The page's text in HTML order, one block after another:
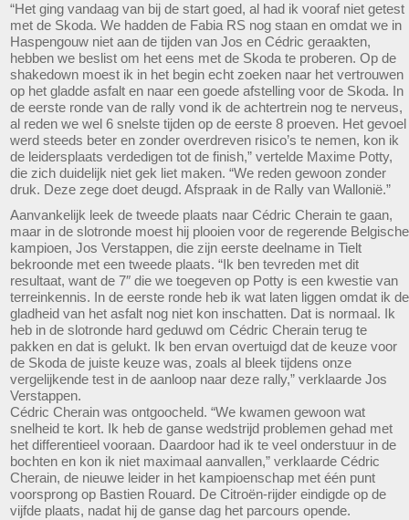
“Het ging vandaag van bij de start goed, al had ik vooraf niet getest
met de Skoda. We hadden de Fabia RS nog staan en omdat we in
Haspengouw niet aan de tijden van Jos en Cédric geraakten,
hebben we beslist om het eens met de Skoda te proberen. Op de
shakedown moest ik in het begin echt zoeken naar het vertrouwen
op het gladde asfalt en naar een goede afstelling voor de Skoda. In
de eerste ronde van de rally vond ik de achtertrein nog te nerveus,
al reden we wel 6 snelste tijden op de eerste 8 proeven. Het gevoel
werd steeds beter en zonder overdreven risico’s te nemen, kon ik
de leidersplaats verdedigen tot de finish,” vertelde Maxime Potty,
die zich duidelijk niet gek liet maken. “We reden gewoon zonder
druk. Deze zege doet deugd. Afspraak in de Rally van Wallonië.”
Aanvankelijk leek de tweede plaats naar Cédric Cherain te gaan,
maar in de slotronde moest hij plooien voor de regerende Belgische
kampioen, Jos Verstappen, die zijn eerste deelname in Tielt
bekroonde met een tweede plaats. “Ik ben tevreden met dit
resultaat, want de 7″ die we toegeven op Potty is een kwestie van
terreinkennis. In de eerste ronde heb ik wat laten liggen omdat ik de
gladheid van het asfalt nog niet kon inschatten. Dat is normaal. Ik
heb in de slotronde hard geduwd om Cédric Cherain terug te
pakken en dat is gelukt. Ik ben ervan overtuigd dat de keuze voor
de Skoda de juiste keuze was, zoals al bleek tijdens onze
vergelijkende test in de aanloop naar deze rally,” verklaarde Jos
Verstappen.
Cédric Cherain was ontgoocheld. “We kwamen gewoon wat
snelheid te kort. Ik heb de ganse wedstrijd problemen gehad met
het differentieel vooraan. Daardoor had ik te veel onderstuur in de
bochten en kon ik niet maximaal aanvallen,” verklaarde Cédric
Cherain, de nieuwe leider in het kampioenschap met één punt
voorsprong op Bastien Rouard. De Citroën-rijder eindigde op de
vijfde plaats, nadat hij de ganse dag het parcours opende.